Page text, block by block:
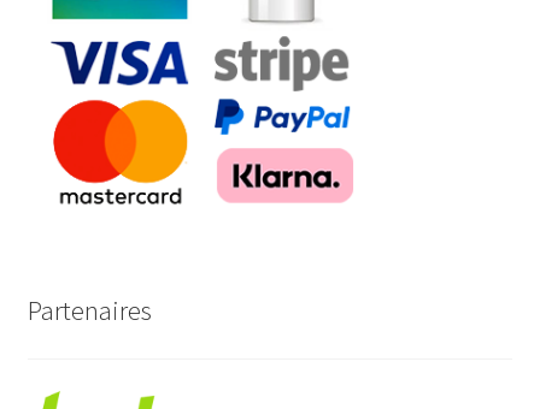
Partenaires